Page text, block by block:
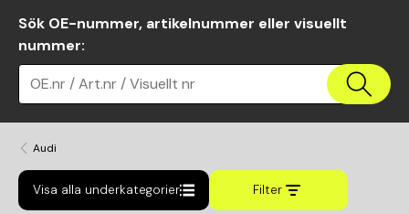
Sök OE-nummer, artikelnummer eller visuellt
nummer:
OE.nr / Art.nr / Visuellt nr
Audi
Visa alla underkategorier Filter